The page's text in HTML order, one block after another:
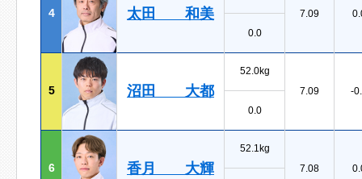
4 太田 和美
7.09
0.0
5 沼田 大都
52.0kg
7.09
-
0.0
6 香月 大輝
52.1kg
7.08